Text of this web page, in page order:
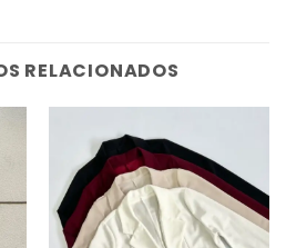
RELACIONADOS